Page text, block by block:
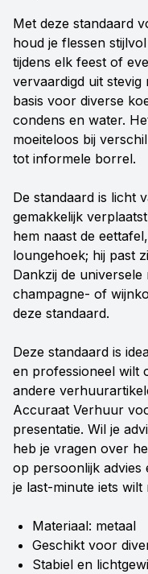
Met deze standaard
houd je flessen
tijdens elk feest of
vervaardigd uit stevig
basis voor diverse
condens en water.
moeiteloos bij
tot informele borrel.
De standaard is licht
gemakkelijk
hem naast de
loungehoek; hij past
Dankzij de
champagne- of
deze standaard.
Deze standaard is
en professioneel wilt
andere
Accuraat Verhuur
presentatie. Wil je
heb je vragen over
op persoonlijk advies
je last-minute iets wilt
Materiaal: metaal
Geschikt voor
Stabiel en